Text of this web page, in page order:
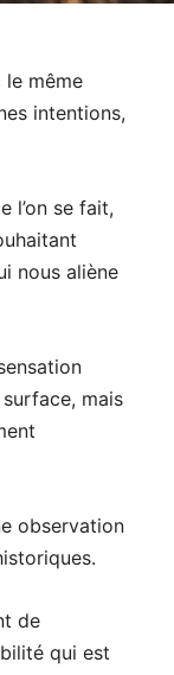
le même
intentions,
l’on se fait,
nous aliène
mais
observation
de
qui est